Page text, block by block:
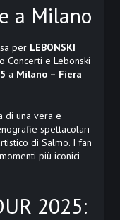
a Milano
per LEBONSKI
Concerti e Lebonski
a Milano – Fiera
di una vera e
spettacolari
di Salmo. I fan
più iconici
2025: